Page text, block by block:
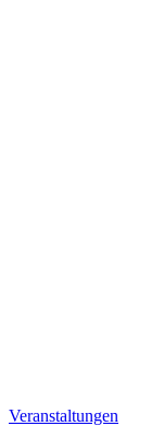
Veranstaltungen